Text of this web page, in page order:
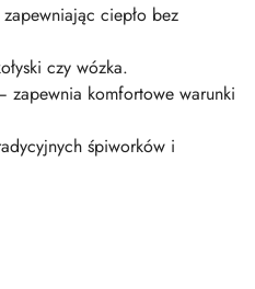
ciepło bez
czy wózka.
komfortowe warunki
śpiworków i